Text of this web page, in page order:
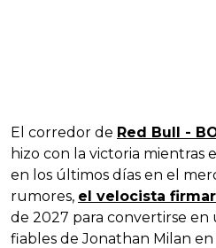
El corredor de Red Bull -
hizo con la victoria mientras
en los últimos días en el
rumores, el velocista
de 2027 para convertirse en
fiables de Jonathan Milan en